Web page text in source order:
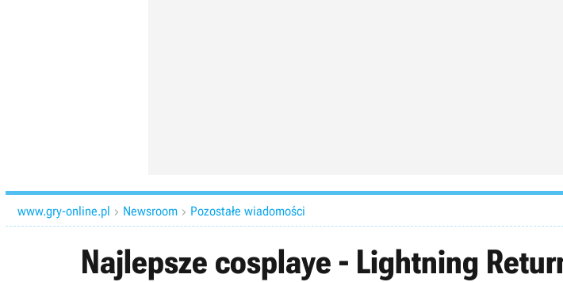
www.gry-online.pl  Newsroom  Pozostałe wiadomości
Najlepsze cosplaye - Lightning